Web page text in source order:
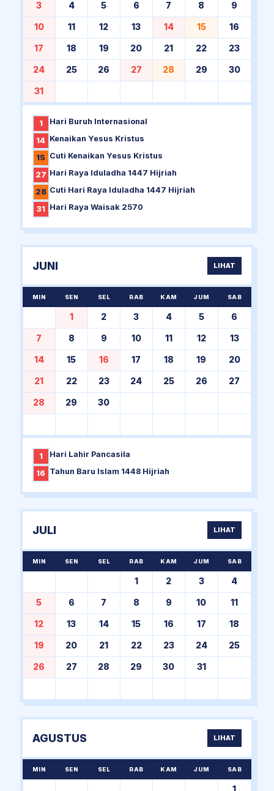
3 4 5 6 7 8 9
10 11 12 13 14 15 16
17 18 19 20 21 22 23
24 25 26 27 28 29 30
31
1 Hari Buruh Internasional
14 Kenaikan Yesus Kristus
15 Cuti Kenaikan Yesus Kristus
27 Hari Raya Iduladha 1447 Hijriah
28 Cuti Hari Raya Iduladha 1447 Hijriah
31 Hari Raya Waisak 2570
JUNI LIHAT
MIN SEN SEL RAB KAM JUM SAB
1 2 3 4 5 6
7 8 9 10 11 12 13
14 15 16 17 18 19 20
21 22 23 24 25 26 27
28 29 30
1 Hari Lahir Pancasila
16 Tahun Baru Islam 1448 Hijriah
JULI LIHAT
MIN SEN SEL RAB KAM JUM SAB
1 2 3 4
5 6 7 8 9 10 11
12 13 14 15 16 17 18
19 20 21 22 23 24 25
26 27 28 29 30 31
AGUSTUS LIHAT
MIN SEN SEL RAB KAM JUM SAB